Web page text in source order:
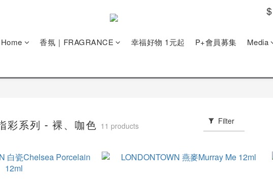
$
香氛｜FRAGRANCE 幸福好物 1元起 P+會員募集 Media
彩系列 - 裸、咖色 11 products Filter